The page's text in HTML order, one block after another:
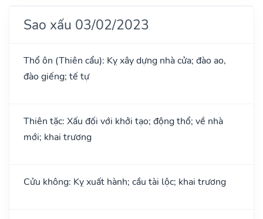
Sao xấu 03/02/2023
Thổ ôn (Thiên cẩu): Kỵ xây dựng nhà cửa; đào ao,
đào giếng; tế tự
Thiên tặc: Xấu đối với khởi tạo; động thổ; về nhà
mới; khai trương
Cửu không: Kỵ xuất hành; cầu tài lộc; khai trương